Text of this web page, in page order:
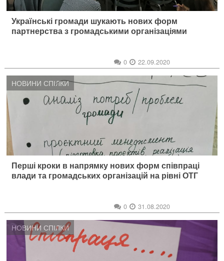
Українські громади шукають нових форм
партнерства з громадськими організаціями
0 22.09.2020
НОВИНИ СПІЛКИ
Перші кроки в напрямку нових форм співпраці
влади та громадських організацій на рівні ОТГ
0 31.08.2020
НОВИНИ СПІЛКИ